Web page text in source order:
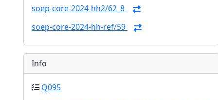
soep-core-2024-hh2/62_8
soep-core-2024-hh-ref/59
Info
Q095